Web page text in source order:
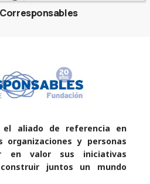
el aliado de referencia en
organizaciones y personas
en valor sus iniciativas
juntos un mundo